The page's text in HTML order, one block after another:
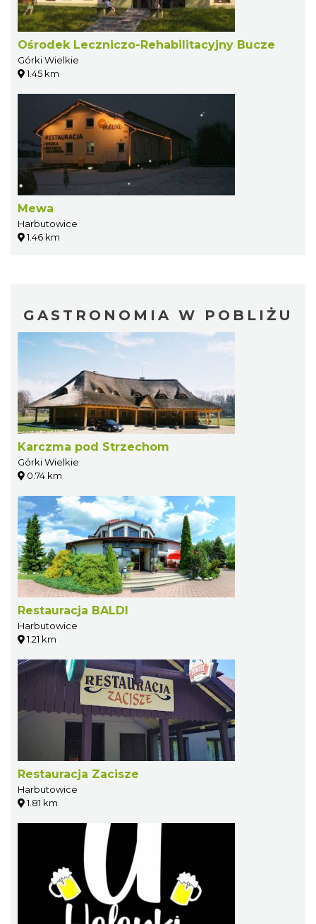
Ośrodek Leczniczo-Rehabilitacyjny Bucze
Górki Wielkie
1.45 km
Mewa
Harbutowice
1.46 km
GASTRONOMIA W POBLIŻU
Karczma pod Strzechom
Górki Wielkie
0.74 km
Restauracja BALDI
Harbutowice
1.21 km
Restauracja Zacisze
Harbutowice
1.81 km